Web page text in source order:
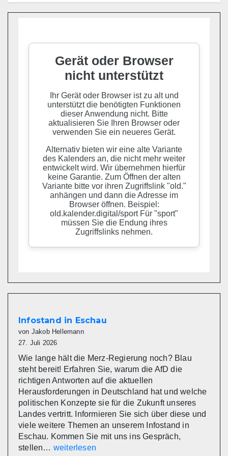
Infostand in Eschau
von Jakob Hellemann
27. Juli 2026
Wie lange hält die Merz-Regierung noch? Blau
steht bereit! Erfahren Sie, warum die AfD die
richtigen Antworten auf die aktuellen
Herausforderungen in Deutschland hat und welche
politischen Konzepte sie für die Zukunft unseres
Landes vertritt. Informieren Sie sich über diese und
viele weitere Themen an unserem Infostand in
Eschau. Kommen Sie mit uns ins Gespräch,
stellen… Infostand
weiterlesen